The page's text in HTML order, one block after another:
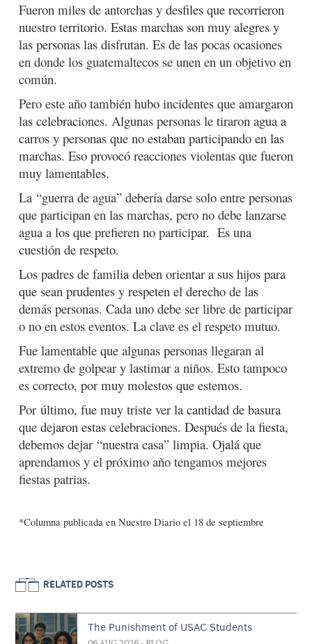
Fueron miles de antorchas y desfiles que recorrieron
nuestro territorio. Estas marchas son muy alegres y
las personas las disfrutan. Es de las pocas ocasiones
en donde los guatemaltecos se unen en un objetivo en
común.
Pero este año también hubo incidentes que amargaron
las celebraciones. Algunas personas le tiraron agua a
carros y personas que no estaban participando en las
marchas. Eso provocó reacciones violentas que fueron
muy lamentables.
La “guerra de agua” debería darse solo entre personas
que participan en las marchas, pero no debe lanzarse
agua a los que prefieren no participar. Es una
cuestión de respeto.
Los padres de familia deben orientar a sus hijos para
que sean prudentes y respeten el derecho de las
demás personas. Cada uno debe ser libre de participar
o no en estos eventos. La clave es el respeto mutuo.
Fue lamentable que algunas personas llegaran al
extremo de golpear y lastimar a niños. Esto tampoco
es correcto, por muy molestos que estemos.
Por último, fue muy triste ver la cantidad de basura
que dejaron estas celebraciones. Después de la fiesta,
debemos dejar “nuestra casa” limpia. Ojalá que
aprendamos y el próximo año tengamos mejores
fiestas patrias.
*Columna publicada en Nuestro Diario el 18 de septiembre
RELATED POSTS
The Punishment of USAC Students